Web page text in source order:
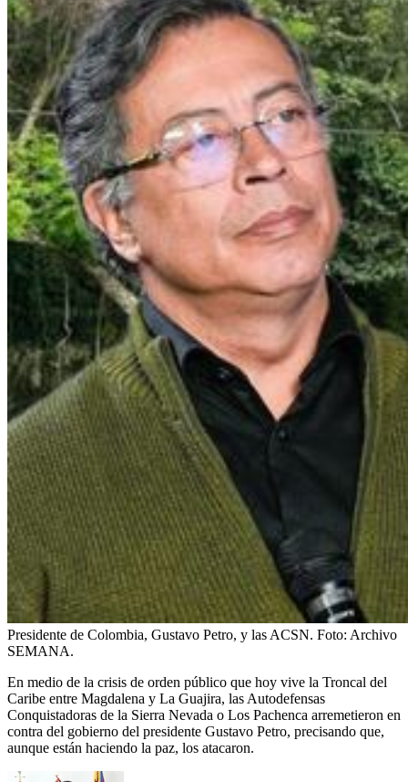
Presidente de Colombia, Gustavo Petro, y las ACSN. Foto: Archivo
SEMANA.
En medio de la crisis de orden público que hoy vive la Troncal del
Caribe entre Magdalena y La Guajira, las Autodefensas
Conquistadoras de la Sierra Nevada o Los Pachenca arremetieron en
contra del gobierno del presidente Gustavo Petro, precisando que,
aunque están haciendo la paz, los atacaron.